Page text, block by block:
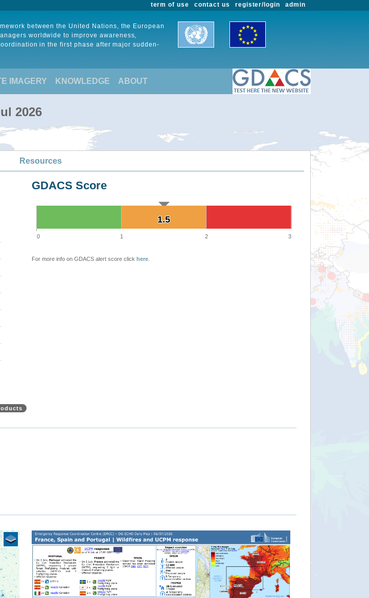
admin
register/login
contact us
term of use
between the United Nations, the European
worldwide to improve awareness,
in the first phase after major sudden-
IMAGERY KNOWLEDGE ABOUT
2026
Resources
GDACS Score
1.5
1.5
0 1 2 3
For more info on GDACS alert score click here